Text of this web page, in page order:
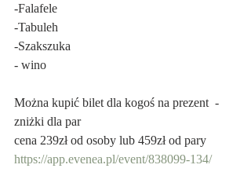
-Falafele
-Tabuleh
-Szakszuka
- wino
Można kupić bilet dla kogoś na prezent  -
zniżki dla par
cena 239zł od osoby lub 459zł od pary
https://app.evenea.pl/event/838099-134/